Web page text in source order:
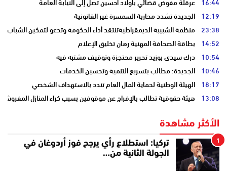
12:19 الجديدة تشدد محاربة السمسرة غير القانونية
23:38 منظمة الشبيبة الديمقراطيةتنتقد أداء الحكومة وتدعو لتمكين الشباب
14:52 بطاقة الصحافة المهنية رهان تخليق الإعلام
10:54 درك سيدي بوزيد تحرير محتجزة وتوقيف مشتبه فيه
10:46 الجديدة: مطالب بتسريع التنمية وتحسين الخدمات
18:17 الهيئة الوطنية لحماية المال العام تندد بالاستهداف الشخصي
13:08 هيئة حقوقية تطالب بالإفراج عن موقوفين بسبب كراء المنازل المفروشة
الأكثر مشاهدة
1
تركيا: استطلاع رأي يرجح فوز أردوغان في
الجولة الثانية من…